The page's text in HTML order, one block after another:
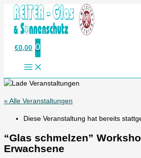
Zum
Inhalt
springen
€0,00 0
« Alle Veranstaltungen
Diese Veranstaltung hat bereits
“Glas schmelzen”
Erwachsene